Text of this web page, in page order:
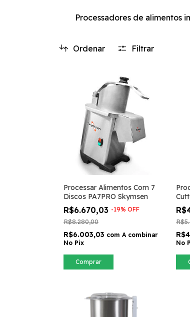
Processadores de alimentos
Ordenar Filtrar
Processar Alimentos Com 7
Discos PA7PRO Skymsen
R$6.670,03 -19% OFF
R$8.280,00
R$6.003,03 com A combinar
No Pix
Comprar
No